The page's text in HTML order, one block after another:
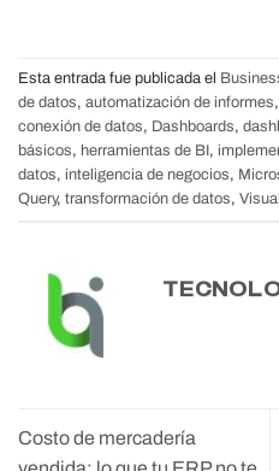
Esta entrada fue publicada el
de datos, automatización de informes,
conexión de datos, Dashboards,
básicos, herramientas de BI,
datos, inteligencia de negocios,
Query, transformación de datos,
Costo de mercadería